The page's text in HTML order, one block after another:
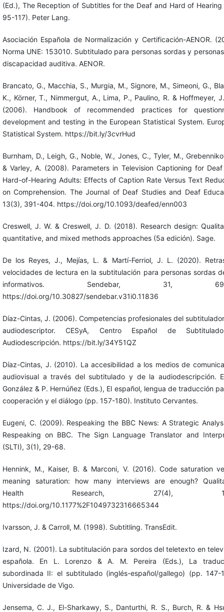
(Ed.), The Reception of Subtitles for the Deaf and Hard of
95-117). Peter Lang.
Asociación Española de Normalización y Certificación-AENOR.
Norma UNE: 153010. Subtitulado para personas sordas y
discapacidad auditiva. AENOR.
Brancato, G., Macchia, S., Murgia, M., Signore, M., Simeoni, G.,
K., Körner, T., Nimmergut, A., Lima, P., Paulino, R. & Hoffmeyer,
(2006). Handbook of recommended practices for
development and testing in the European Statistical System.
Statistical System. https://bit.ly/3cvrHud
Burnham, D., Leigh, G., Noble, W., Jones, C., Tyler, M.,
& Varley, A. (2008). Parameters in Television Captioning for
Hard-of-Hearing Adults: Effects of Caption Rate Versus Text
on Comprehension. The Journal of Deaf Studies and Deaf
13(3), 391-404. https://doi.org/10.1093/deafed/enn003
Creswell, J. W. & Creswell, J. D. (2018). Research design:
quantitative, and mixed methods approaches (5a edición). Sage.
De los Reyes, J., Mejías, L. & Martí-Ferriol, J. L. (2020).
velocidades de lectura en la subtitulación para personas sordas
informativos. Sendebar, 31, 69-
https://doi.org/10.30827/sendebar.v31i0.11836
Díaz-Cintas, J. (2006). Competencias profesionales del
audiodescriptor. CESyA, Centro Español de
Audiodescripción. https://bit.ly/34Y51QZ
Díaz-Cintas, J. (2010). La accesibilidad a los medios de
audiovisual a través del subtitulado y de la audiodescripción.
González & P. Hernúñez (Eds.), El español, lengua de traducción
cooperación y el diálogo (pp. 157-180). Instituto Cervantes.
Eugeni, C. (2009). Respeaking the BBC News: A Strategic
Respeaking on BBC. The Sign Language Translator and
(SLTI), 3(1), 29-68.
Hennink, M., Kaiser, B. & Marconi, V. (2016). Code saturation
meaning saturation: how many interviews are enough?
Health Research, 27(4), 1-
https://doi.org/10.1177%2F1049732316665344
Ivarsson, J. & Carroll, M. (1998). Subtitling. TransEdit.
Izard, N. (2001). La subtitulación para sordos del teletexto en
española. En L. Lorenzo & A. M. Pereira (Eds.), La
subordinada II: el subtitulado (inglés-español/gallego) (pp. 147-
Universidade de Vigo.
Jensema, C. J., El-Sharkawy, S., Danturthi, R. S., Burch, R. &